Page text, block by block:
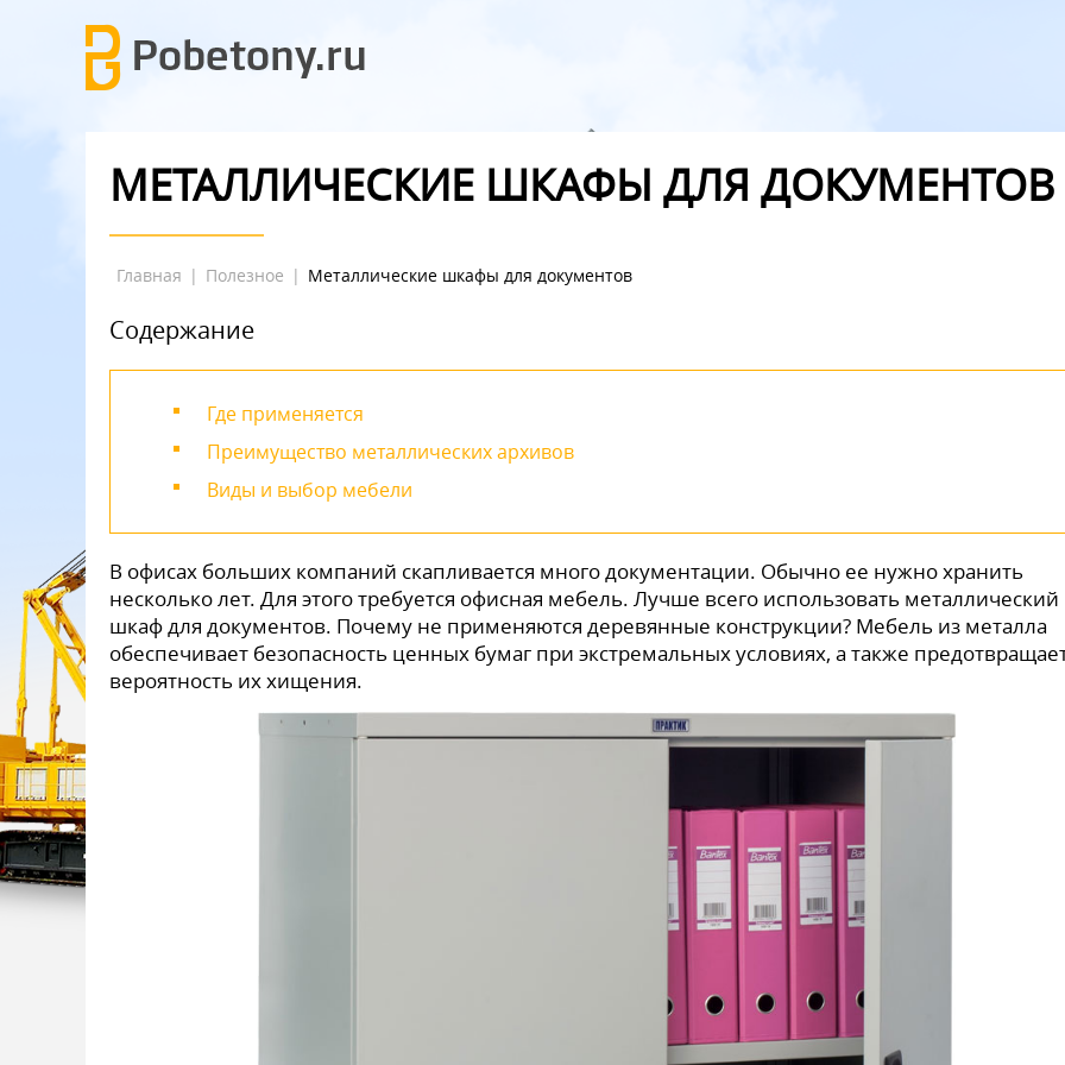
МЕТАЛЛИЧЕСКИЕ ШКАФЫ ДЛЯ ДОКУМЕНТОВ
Главная | Полезное | Металлические шкафы для документов
Содержание
Где применяется
Преимущество металлических архивов
Виды и выбор мебели
В офисах больших компаний скапливается много документации. Обычно ее нужно хранить
несколько лет. Для этого требуется офисная мебель. Лучше всего использовать металлический
шкаф для документов. Почему не применяются деревянные конструкции? Мебель из металла
обеспечивает безопасность ценных бумаг при экстремальных условиях, а также
вероятность их хищения.